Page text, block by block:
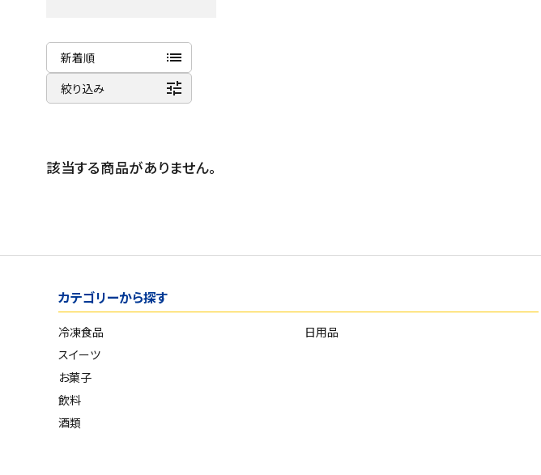
冷凍食品
ギフト
セール
フードロス
ペット用品
新着順 list
商品名
価格が安い
絞り込み tune
該当する商品がありません。
カテゴリーから探す
冷凍食品
スイーツ
お菓子
飲料
酒類
日用品